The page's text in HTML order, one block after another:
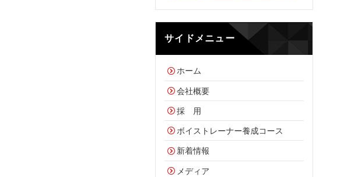
サイドメニュー
ホーム
会社概要
採 用
ボイストレーナー養成コース
新着情報
メディア